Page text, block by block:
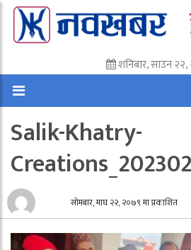
शनिबार, साउन
Salik-Khatry-
सोमबार, माघ २२, २०७९ मा प्रकाशित